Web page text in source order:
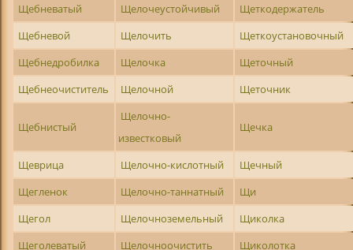
Щебневатый
Щелочеустойчивый
Щеткодержатель
Щебневой
Щелочить
Щеткоустановочный
Щебнедробилка
Щелочка
Щеточный
Щебнеочиститель
Щелочной Щеточник
Щебнистый
Щелочно-
известковый
Щечка
Щеврица Щелочно-кислотный
Щечный
Щегленок
Щелочно-таннатный
Щи
Щегол
Щелочноземельный
Щиколка
Щеголеватый
Щелочноочистить
Щиколотка